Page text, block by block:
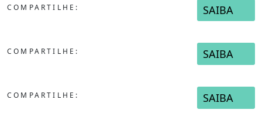
COMPARTILHE: SAIBA
COMPARTILHE: SAIBA
COMPARTILHE: SAIBA